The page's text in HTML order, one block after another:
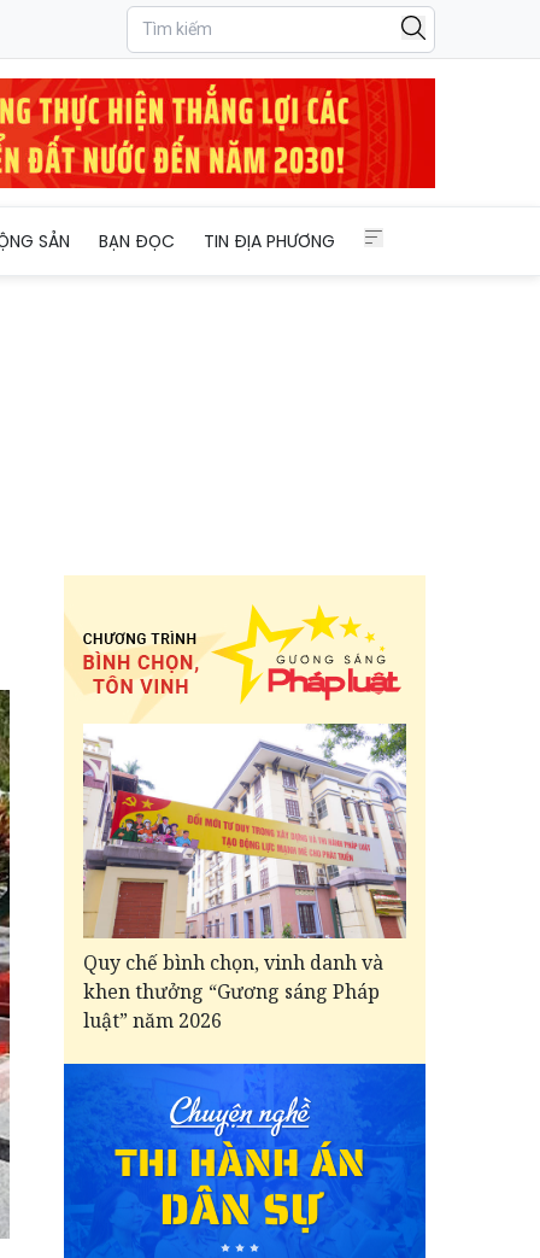
SẢN BẠN ĐỌC TIN ĐỊA PHƯƠNG
Quy chế bình chọn, vinh danh và
khen thưởng “Gương sáng Pháp
luật” năm 2026